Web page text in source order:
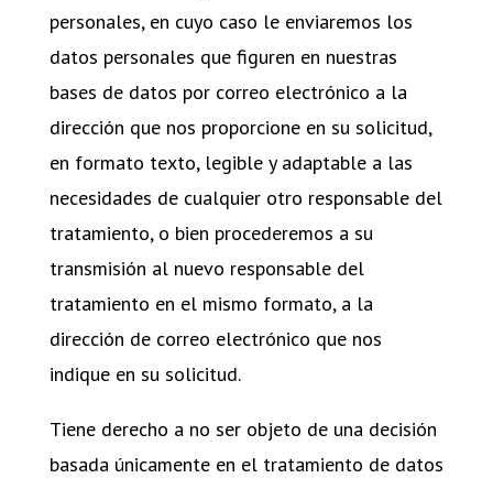
personales, en cuyo caso le enviaremos los
datos personales que figuren en nuestras
bases de datos por correo electrónico a la
dirección que nos proporcione en su solicitud,
en formato texto, legible y adaptable a las
necesidades de cualquier otro responsable del
tratamiento, o bien procederemos a su
transmisión al nuevo responsable del
tratamiento en el mismo formato, a la
dirección de correo electrónico que nos
indique en su solicitud.
Tiene derecho a no ser objeto de una decisión
basada únicamente en el tratamiento de datos